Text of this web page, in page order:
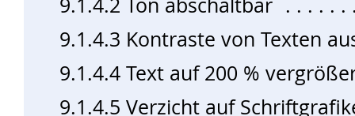
9.1.4.3 Kontraste von Texten
9.1.4.4 Text auf 200 %
9.1.4.5 Verzicht auf